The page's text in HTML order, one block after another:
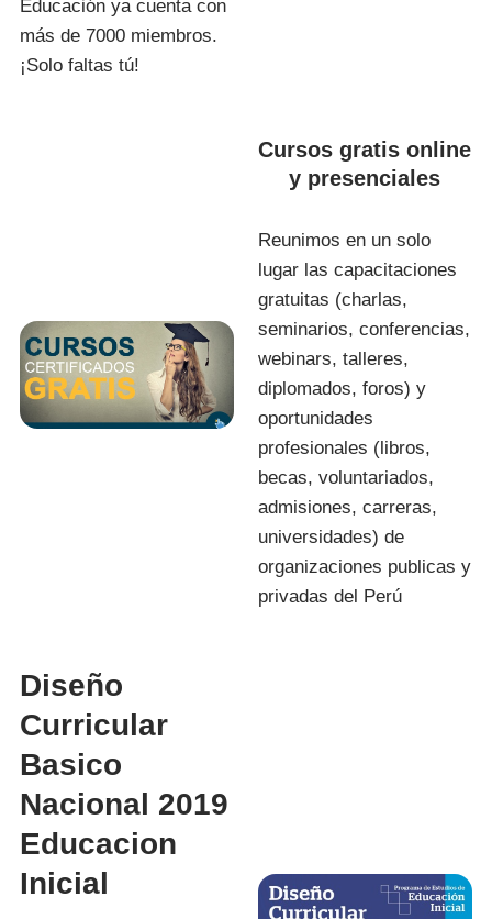
Educación ya cuenta con
más de 7000 miembros.
¡Solo faltas tú!
Cursos gratis online
y presenciales
Reunimos en un solo
lugar las capacitaciones
gratuitas (charlas,
seminarios, conferencias,
webinars, talleres,
diplomados, foros) y
oportunidades
profesionales (libros,
becas, voluntariados,
admisiones, carreras,
universidades) de
organizaciones publicas y
privadas del Perú
Diseño
Curricular
Basico
Nacional 2019
Educacion
Inicial